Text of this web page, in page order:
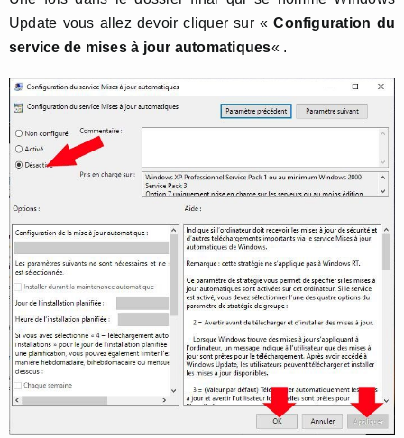
Update vous allez devoir cliquer sur «Configuration du
service de mises à jour automatiques« .